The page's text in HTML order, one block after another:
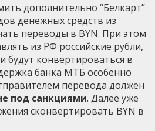
дополнительно “Белкарт”
денежных средств из
переводы в BYN. При этом
из РФ российские рубли,
будут конвертироваться в
банка МТБ особенно
перевода должен
под санкциями. Далее уже
сконвертировать BYN в